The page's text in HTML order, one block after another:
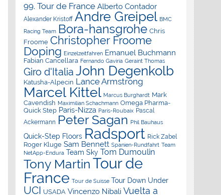
99. Tour de France Alberto Contador
Alexander Kristoff Andre Greipel BMC
Racing Team Bora-hansgrohe Chris
Froome Christopher Froome
Doping Einzelzeitfahren Emanuel Buchmann
Fabian Cancellara Fernando Gaviria Geraint Thomas
Giro d'Italia John Degenkolb
Katusha-Alpecin Lance Armstrong
Marcel Kittel Marcus Burghardt Mark
Cavendish Maximilian Schachmann Omega Pharma-
Quick Step Paris-Nizza Paris-Roubaix Pascal
Ackermann Peter Sagan Phil Bauhaus
Quick-Step Floors Radsport Rick Zabel
Roger Kluge Sam Bennett Spanien-Rundfahrt Team
NetApp-Endura Team Sky Tom Dumoulin
Tony Martin Tour de
France Tour de Suisse Tour Down Under
UCI USADA Vincenzo Nibali Vuelta a